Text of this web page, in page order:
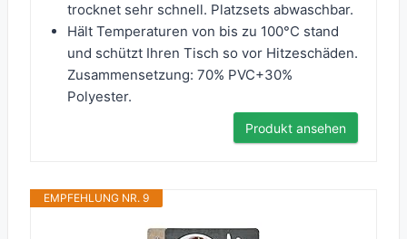
trocknet sehr schnell. Platzsets abwaschbar.
Hält Temperaturen von bis zu 100°C stand
und schützt Ihren Tisch so vor Hitzeschäden.
Zusammensetzung: 70% PVC+30%
Polyester.
Produkt ansehen
EMPFEHLUNG NR. 9